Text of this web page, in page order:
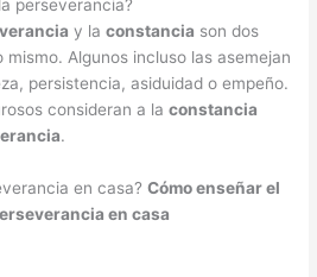
perseverancia?
y laconstancia son dos
Algunos incluso las asemejan
persistencia, asiduidad o empeño.
consideran a laconstancia
.
en casa?Cómo enseñar el
en casa